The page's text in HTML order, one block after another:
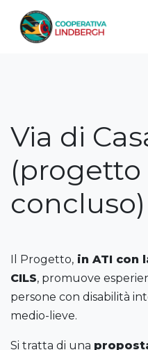
Salta al contenuto
Via di
(progetto
concluso)
Il Progetto, in ATI con
CILS, promuove
persone con disabilità
medio-lieve.
Si tratta di una